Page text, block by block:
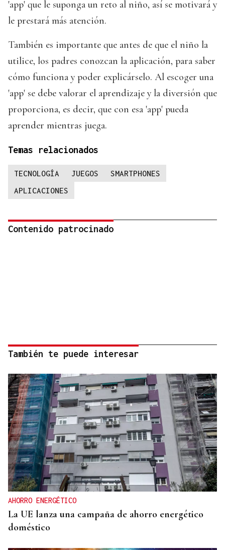
'app' que le suponga un reto al niño, así se motivará y
le prestará más atención.
También es importante que antes de que el niño la
utilice, los padres conozcan la aplicación, para saber
cómo funciona y poder explicárselo. Al escoger una
'app' se debe valorar el aprendizaje y la diversión que
proporciona, es decir, que con esa 'app' pueda
aprender mientras juega.
Temas relacionados
TECNOLOGÍA JUEGOS
SMARTPHONES
APLICACIONES
Contenido patrocinado
También te puede interesar
AHORRO ENERGÉTICO
La UE lanza una campaña de ahorro energético
doméstico